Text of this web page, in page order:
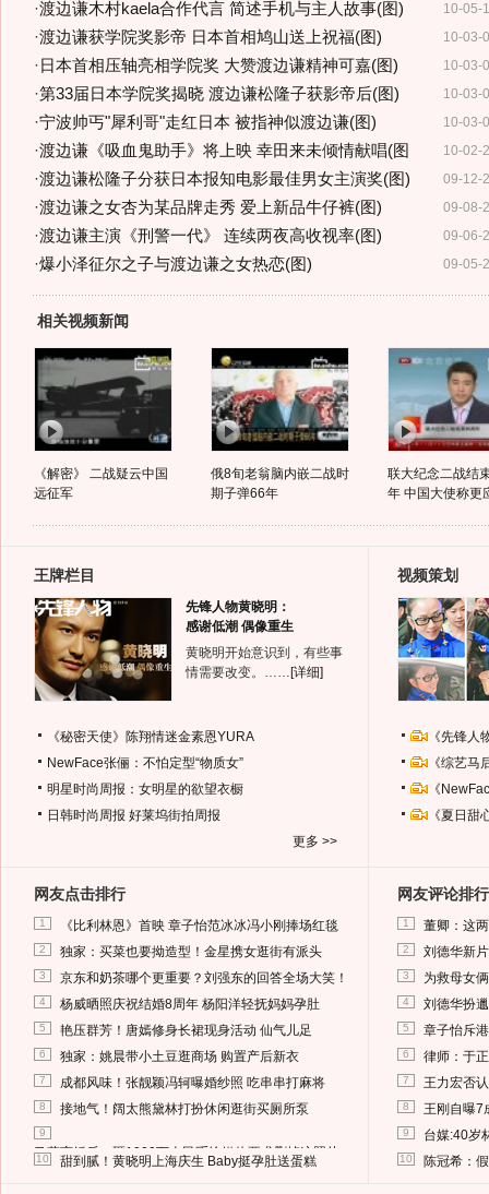
10-05-
·渡边谦木村kaela合作代言 简述手机与主人故事(图)
10-03-
·渡边谦获学院奖影帝 日本首相鸠山送上祝福(图)
10-03-
· 日本首相压轴亮相学院奖 大赞渡边谦精神可嘉(图)
10-03-
·第33届日本学院奖揭晓 渡边谦松隆子获影帝后(图)
10-03-
·宁波帅丐"犀利哥"走红日本 被指神似渡边谦(图)
10-02-
·渡边谦《吸血鬼助手》将上映 幸田来未倾情献唱(图
09-12-
·渡边谦松隆子分获日本报知电影最佳男女主演奖(图)
09-08-
·渡边谦之女杏为某品牌走秀 爱上新品牛仔裤(图)
09-06-
·渡边谦主演《刑警一代》 连续两夜高收视率(图)
09-05-
·爆小泽征尔之子与渡边谦之女热恋(图)
相关视频新闻
《解密》 二战疑云中国
远征军
俄8旬老翁脑内嵌二战时
期子弹66年
联大纪念二战结
年 中国大使称更
王牌栏目
先锋人物黄晓明：
感谢低潮 偶像重生
黄晓明开始意识到，有些事
情需要改变。…… [详细]
《秘密天使》陈翔情迷金素恩YURA
NewFace张俪：不怕定型“物质女”
明星时尚周报：女明星的欲望衣橱
日韩时尚周报 好莱坞街拍周报
更多 >>
视频策划
《先锋
《综艺
《
《夏日
网友点击排行
1 《比利林恩》首映 章子怡范冰冰冯小刚捧场红毯
2 独家：买菜也要拗造型！金星携女逛街有派头
3 京东和奶茶哪个更重要？刘强东的回答全场大笑！
4 杨威晒照庆祝结婚8周年 杨阳洋轻抚妈妈孕肚
5 艳压群芳！唐嫣修身长裙现身活动 仙气儿足
6 独家：姚晨带小土豆逛商场 购置产后新衣
7 成都风味！张靓颖冯轲曝婚纱照 吃串串打麻将
8 接地气！阔太熊黛林打扮休闲逛街买厕所泵
9
马蓉离婚后，砸1000万人民币给媒体要求删掉这照片
10 甜到腻！黄晓明上海庆生 Baby挺孕肚送蛋糕
网友评论排行
1 董卿：这
2 刘德华新
3 为救母女
4 刘德华扮
5 章子怡斥
6 律师：于
7 王力宏否
8 王刚自曝7
9 台媒:40岁
10 陈冠希：